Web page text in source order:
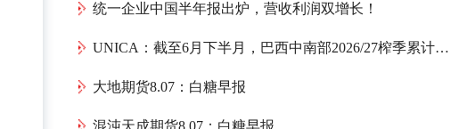
统一企业中国半年报出炉，营收利润双增长！
UNICA：截至6月下半月，巴西中南部2026/27榨季累计产糖1075.4万吨，同比减少152万吨
大地期货8.07：白糖早报
混沌天成期货8.07：白糖早报